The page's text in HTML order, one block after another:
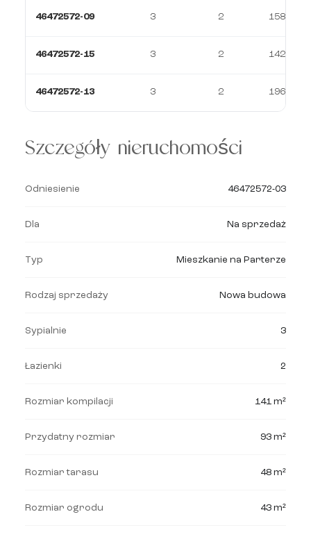
46472572-09 3 2 158 m²
46472572-15 3 2 142 m²
46472572-13 3 2 196 m²
Szczegóły nieruchomości
Odniesienie 46472572-03
Dla Na sprzedaż
Typ Mieszkanie na Parterze
Rodzaj sprzedaży Nowa budowa
Sypialnie 3
Łazienki 2
Rozmiar kompilacji 141 m²
Przydatny rozmiar 93 m²
Rozmiar tarasu 48 m²
Rozmiar ogrodu 43 m²